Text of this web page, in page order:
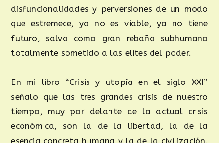
disfuncionalidades y perversiones de un modo
que estremece, ya no es viable, ya no tiene
futuro, salvo como gran rebaño subhumano
totalmente sometido a las elites del poder.
En mi libro “Crisis y utopía en el siglo XXI”
señalo que las tres grandes crisis de nuestro
tiempo, muy por delante de la actual crisis
económica, son la de la libertad, la de la
esencia concreta humana y la de la civilización.